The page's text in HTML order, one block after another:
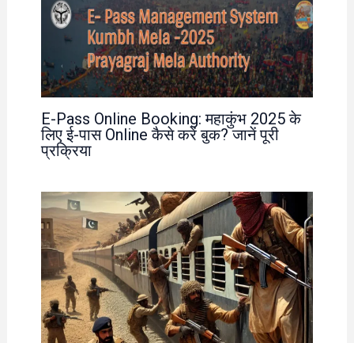
E-Pass Online Booking: महाकुंभ 2025 के
लिए ई-पास Online कैसे करें बुक? जानें पूरी
प्रक्रिया